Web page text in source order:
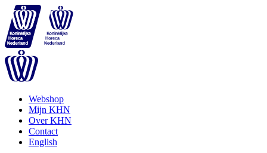
Webshop
Mijn KHN
Over KHN
Contact
English